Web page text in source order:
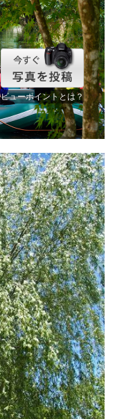
ビューポイントとは？